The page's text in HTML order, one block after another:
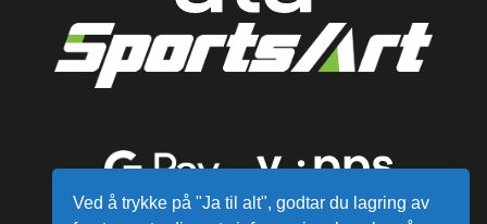
Ved å trykke på "Ja til alt", godtar du lagring av